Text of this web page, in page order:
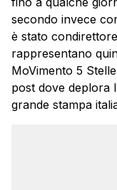
secondo invece
è stato
rappresentano
MoVimento 5
post dove deplora
grande stampa